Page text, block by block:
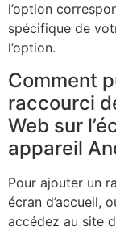
l’option
spécifique de
l’option.
Comment
raccourci
Web sur
appareil
Pour ajouter un
écran d’accueil,
accédez au site